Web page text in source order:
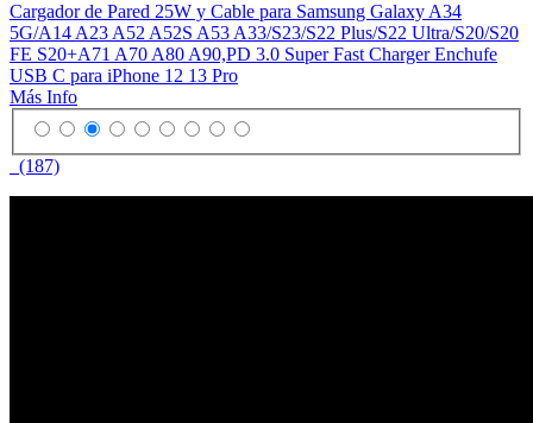
Cargador de Pared 25W y Cable para Samsung Galaxy A34
5G/A14 A23 A52 A52S A53 A33/S23/S22 Plus/S22 Ultra/S20/S20
FE S20+A71 A70 A80 A90,PD 3.0 Super Fast Charger Enchufe
USB C para iPhone 12 13 Pro
Más Info
(187)